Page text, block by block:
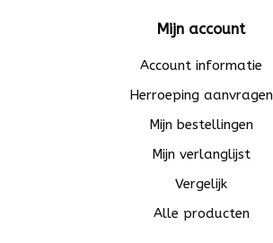
Mijn account
Account informatie
Herroeping aanvragen
Mijn bestellingen
Mijn verlanglijst
Vergelijk
Alle producten